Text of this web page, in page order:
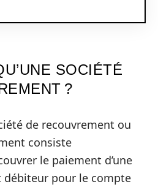
SOCIÉTÉ
?
de recouvrement ou
consiste
le paiement d’une
pour le compte